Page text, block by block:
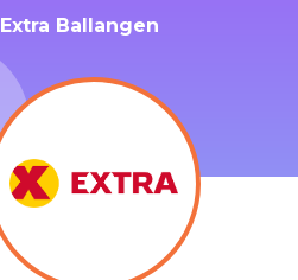
Extra Ballangen